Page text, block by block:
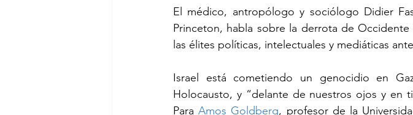
El médico, antropólogo y sociólogo Didier
Princeton, habla sobre la derrota de
las élites políticas, intelectuales y mediáticas
Israel está cometiendo un genocidio en
Holocausto, y “delante de nuestros ojos y en
Para Amos Goldberg, profesor de la